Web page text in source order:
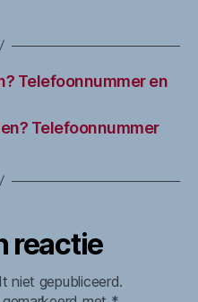
Telefoonnummer en
Telefoonnummer
reactie
niet gepubliceerd.